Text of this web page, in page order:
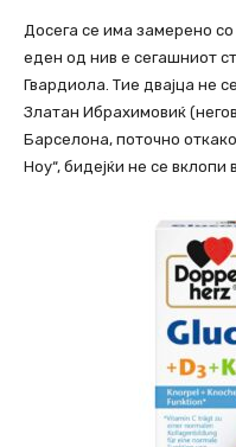
Досега се има замерено
еден од нив е сегашниот
Гвардиола. Тие двајца не
Златан Ибрахимовиќ
Барселона, поточно
Ноу“, бидејќи не се